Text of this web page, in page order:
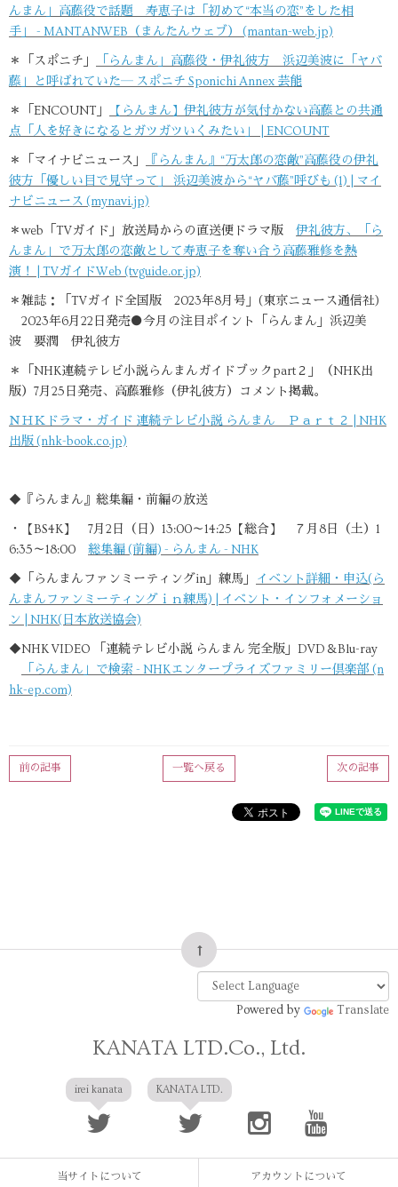
んまん」高藤役で話題 寿恵子は「初めて“本当の恋”をした相
手」 - MANTANWEB（まんたんウェブ） (mantan-web.jp)
＊「スポニチ」
「らんまん」高藤役・伊礼彼方 浜辺美波に「ヤバ
藤」と呼ばれていた― スポニチ Sponichi Annex 芸能
＊「ENCOUNT」
【らんまん】伊礼彼方が気付かない高藤との共通
点「人を好きになるとガツガツいくみたい」 | ENCOUNT
＊「マイナビニュース」
『らんまん』“万太郎の恋敵”高藤役の伊礼
彼方「優しい目で見守って」 浜辺美波から“ヤバ藤”呼びも (1) | マイ
ナビニュース (mynavi.jp)
＊web「TVガイド」放送局からの直送便ドラマ版 伊礼彼方、「ら
んまん」で万太郎の恋敵として寿恵子を奪い合う高藤雅修を熱
演！ | TVガイドWeb (tvguide.or.jp)
＊雑誌：「TVガイド全国版 2023年8月号」(東京ニュース通信社)
2023年6月22日発売●今月の注目ポイント「らんまん」浜辺美
波 要潤 伊礼彼方
＊「NHK連続テレビ小説らんまんガイドブックpart２」（NHK出
版）7月25日発売、高藤雅修（伊礼彼方）コメント掲載。
ＮＨＫドラマ・ガイド 連続テレビ小説 らんまん Ｐａｒｔ２ | NHK
出版 (nhk-book.co.jp)
◆『らんまん』総集編・前編の放送
・【BS4K】 7月2日（日）13:00～14:25【総合】 ７月8日（土）1
6:35～18:00 総集編 (前編) - らんまん - NHK
◆「らんまんファンミーティングin」練馬」
イベント詳細・申込(ら
んまんファンミーティングｉｎ練馬) | イベント・インフォメーショ
ン | NHK(日本放送協会)
◆NHK VIDEO 「連続テレビ小説 らんまん 完全版」DVD＆Blu-ray
「らんまん」で検索 - NHKエンタープライズファミリー倶楽部 (n
hk-ep.com)
次の記事
一覧へ戻る
前の記事
Powered by Translate
KANATA LTD.Co., Ltd.
irei kanata KANATA LTD.
当サイトについて アカウントについて